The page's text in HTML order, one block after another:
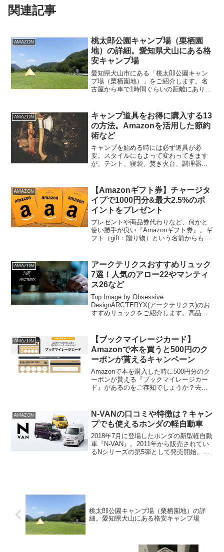
関連記事
AMAZON
桃太郎公園キャンプ場（栗栖園
地）の詳細。愛知県犬山にある格
安キャンプ場
愛知県犬山市にある「桃太郎公園キャン
プ場（栗栖園地）」をご紹介します。名
古屋から車で1時間ぐらいの距離にあり、
できるので、愛知、岐阜あたりにお住い
の方におすすめです。...
AMAZON
キャンプ道具をお得に購入する13
の方法。Amazonを活用した節約
術など
キャンプを始める時には必ず道具が必
要。スタイルにもよって変わってきます
が、テント、寝袋、焚き火台、調理器具
ともなればもっとお金がかかってきてし
まいます。そして、例...
AMAZON
【Amazonギフト券】チャージタ
イプで1000円分&最大2.5%のポ
イントをプレゼント
プレゼントや商品券代わりなど、何かと
使い勝手が良い『Amazonギフト券』。ギ
フト（gift：贈り物）という名前からも分
が、あまり知られていない「チャージタ
イプ」を利用...
AMAZON
アークテリクスおすすめリュック
7選！人気のアロー22やマンティ
ス26など
Top Image by Obsessive
DesignARC'TERYX(アークテリクス)のお
すすめリュックをご紹介します。高品
ちろん、様々なアクティビティに持っ
て...
AMAZON
【ブックマイレージカード】
Amazonで本を買うと500円のク
ーポンが貰えるキャンペーン
Amazonで本を購入した時に500円分のク
ーポンが貰える『ブックマイレージカー
ド』があるのをご存知でしょうか？去年
催中。”マイレージカード”と...
AMAZON
N-VANの口コミや特徴は？キャン
プでも使えるホンダの軽自動車
2018年7月に登場したホンダの新型軽自動
車『N-VAN』。2011年から販売されてい
るNシリーズの第5弾として発売開始。軽
桃太郎公園キャンプ場（栗栖園地）の詳
細。愛知県犬山にある格安キャンプ場